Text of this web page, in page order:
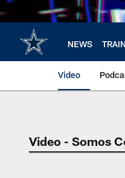
NEWS
Video
Video - Somos